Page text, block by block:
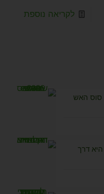
לקריאה נוספת
2026 – שנת סוס האש
דרך